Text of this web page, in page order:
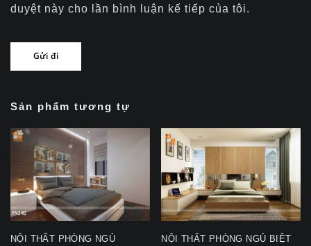
duyệt này cho lần bình luận kế tiếp của tôi.
Sản phẩm tương tự
NỘI THẤT PHÒNG NGỦ
NỘI THẤT PHÒNG NGỦ BIỆT